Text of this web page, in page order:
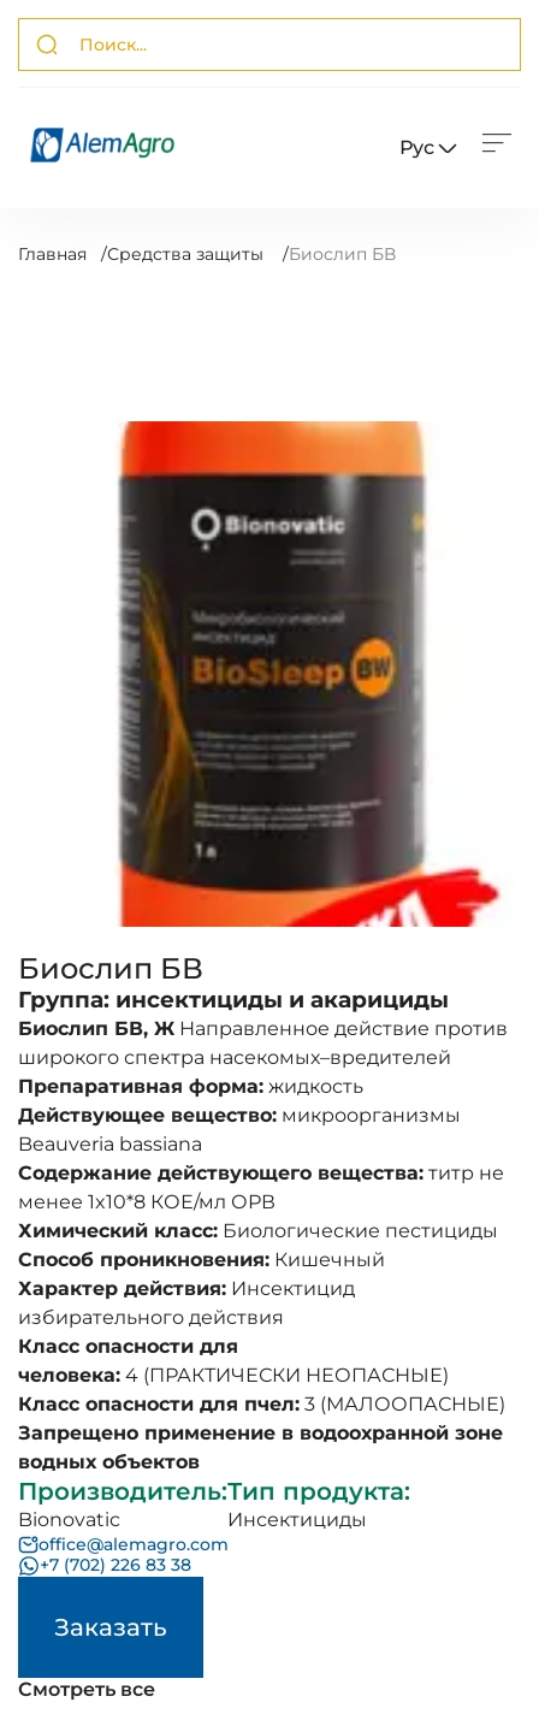
Рус
Главная /Средства защиты /Биослип БВ
Биослип БВ
Группа: инсектициды и акарициды
Биослип БВ, Ж Направленное действие против
широкого спектра насекомых–вредителей
Препаративная форма: жидкость
Действующее вещество: микроорганизмы
Beauveria bassiana
Содержание действующего вещества: титр не
менее 1x10*8 КОЕ/мл ОРВ
Химический класс: Биологические пестициды
Способ проникновения: Кишечный
Характер действия: Инсектицид
избирательного действия
Класс опасности для
человека: 4 (ПРАКТИЧЕСКИ НЕОПАСНЫЕ)
Класс опасности для пчел: 3 (МАЛООПАСНЫЕ)
Запрещено применение в водоохранной зоне
водных объектов
Производитель:
Bionovatic
Тип продукта:
Инсектициды
Заказать
office@alemagro.com
+7 (702) 226 83 38
Смотреть все